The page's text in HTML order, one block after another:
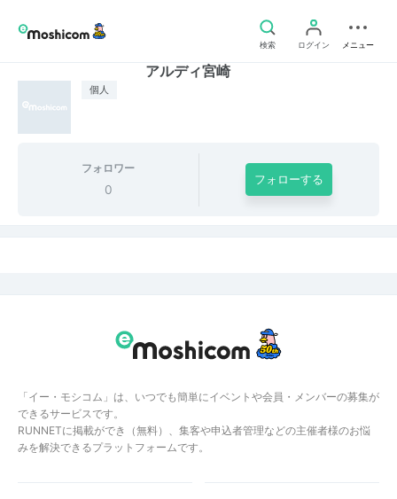
検索 ログイン メニュー
個人
アルディ宮崎
フォロワー
0
フォローする
「イー・モシコム」は、いつでも簡単にイベントや会員・メンバーの募集が
できるサービスです。
RUNNETに掲載ができ（無料）、集客や申込者管理などの主催者様のお悩
みを解決できるプラットフォームです。